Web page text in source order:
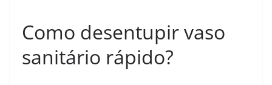
Como desentupir vaso
sanitário rápido?